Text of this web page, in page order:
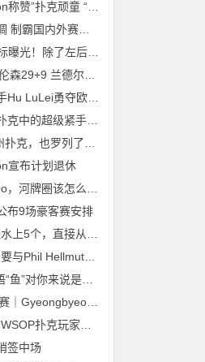
【EV扑克】实力不允许低调 制霸国内外赛场 德艺双馨的“国王”周全成为知名品牌全球形象大使
大发体育-曼联冬窗三大目标曝光！除了左后卫还想买两人，大发助力你的致富之路！
大发体育-迪文琴佐33分布伦森29+9 兰德尔缺阵尼克斯轻取爵士，大发助力你的致富之路！
【EV扑克】恭喜！中国选手Hu LuLei勇夺欧洲扑克百万赛主赛冠军，奖励43W刀！
【EV扑克】如何对付德州扑克中的超级紧手（Nit）？
宣布计划退休
布9场豪客赛安排
【6upoker】众多大牌争相要与Phil Hellmuth进行单挑
【EV扑克】话题 | 扑克术语“鱼”对你来说是一种侮辱吗？
【EV扑克】2025APT冠军赛｜Gyeongbyeong问鼎极限深筹冠军赛斩获个人最佳战绩！
签中场